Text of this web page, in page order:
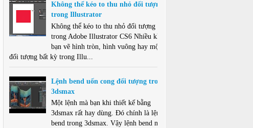
Không thể kéo to thu nhỏ đối tượng
trong Illustrator
Không thể kéo to thu nhỏ đối tượng
trong Adobe Illustrator CS6 Nhiều khi
bạn vẽ hình tròn, hình vuông hay một
đối tượng bất kỳ trong Illu...
Lệnh bend uốn cong đối tượng trong
3dsmax
Một lệnh mà bạn khi thiết kế bằng
3dsmax rất hay dùng. Đó chính là lệnh
bend trong 3dsmax. Vậy lệnh bend này